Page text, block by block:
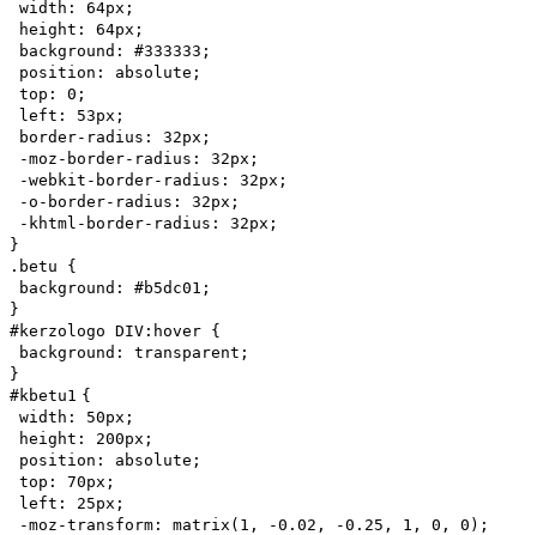
width : 64px ;
height : 64px ;
background : #333333 ;
position : absolute ;
top : 0 ;
left : 53px ;
border-radius : 32px ;
-moz- border-radius : 32px ;
-webkit- border-radius : 32px ;
-o- border-radius : 32px ;
-khtml- border-radius : 32px ;
}
.betu {
background : #b5dc01 ;
}
#kerzologo DIV:hover {
background : transparent ;
}
#kbetu1 {
width : 50px ;
height : 200px ;
position : absolute ;
top : 70px ;
left : 25px ;
-moz-transform : matrix( 1 , -0.02 , -0.25 , 1 , 0 , 0 );